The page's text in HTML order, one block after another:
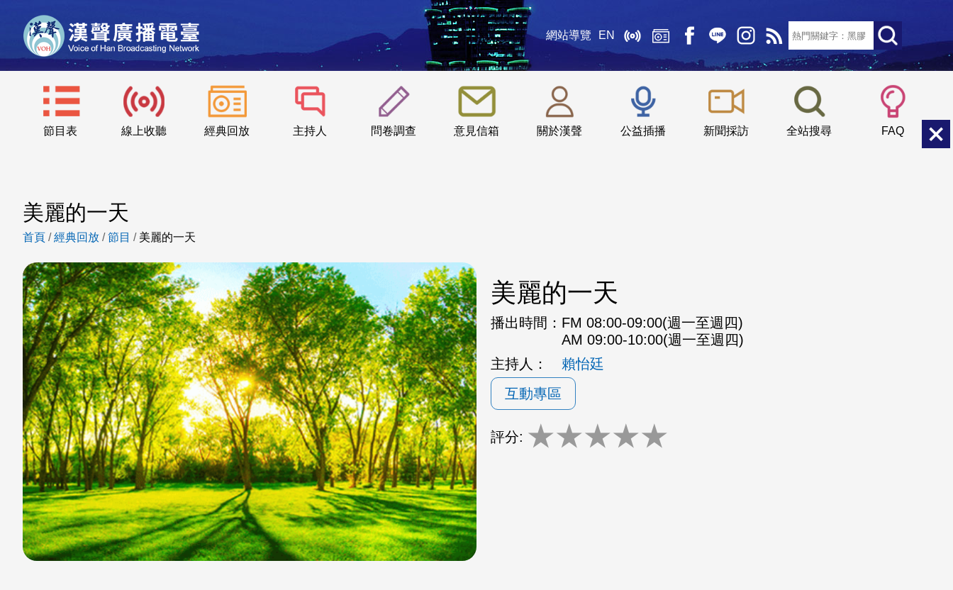
網站導覽 EN
節目表 線上收聽 經典回放 主持人 問卷調查 意見信箱 關於漢聲 公益插播 新聞採訪 全站搜尋 FAQ
::: 小 中
美麗的一天
首頁 /經典回放 /節目 / 美麗的一天
美麗的一天
播出時間： FM 08:00-09:00(週一至週四)
AM 09:00-10:00(週一至週四)
主持人：
賴怡廷
互動專區
評分: ★★★★★